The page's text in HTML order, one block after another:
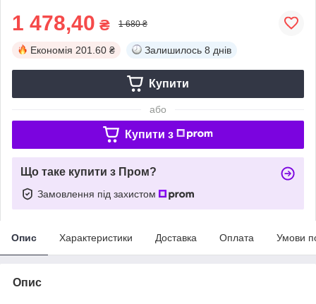
1 478,40 ₴ 1 680 ₴
Економія 201.60 ₴ Залишилось 8 днів
Купити
або
Купити з
Що таке купити з Пром?
Замовлення під захистом
Опис Характеристики Доставка Оплата Умови
Опис